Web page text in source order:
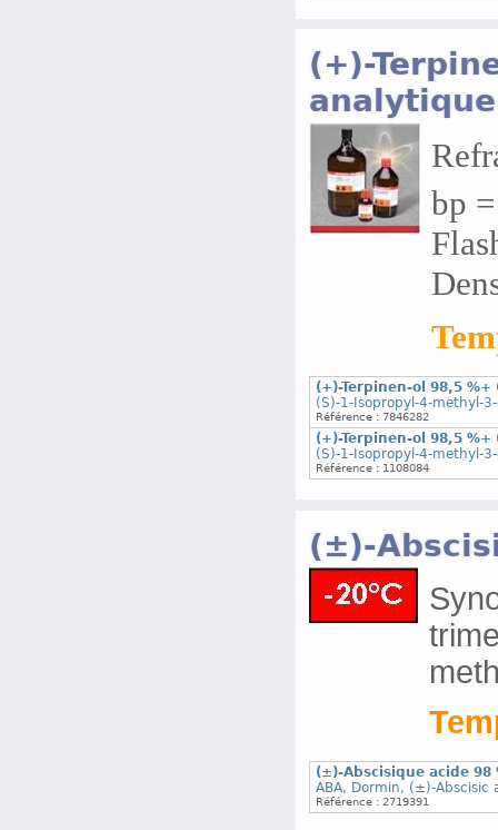
(+)-
bp
(+)-Terpinen-ol 98,5
(S)-1-Isopropyl-4-methyl-
Référence : 7846282
(+)-Terpinen-ol 98,5
(S)-1-Isopropyl-4-methyl-
Référence : 1108084
(±)-
(±)-Abscisique acide 98
ABA, Dormin, (±)-
Référence : 2719391